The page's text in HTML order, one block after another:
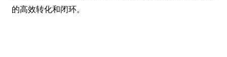
的高效转化和闭环。